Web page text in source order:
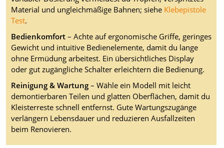
Material und ungleichmäßige Bahnen; siehe Klebepistole
Test.
Bedienkomfort– Achte auf ergonomische Griffe, geringes
Gewicht und intuitive Bedienelemente, damit du lange
ohne Ermüdung arbeitest. Ein übersichtliches Display
oder gut zugängliche Schalter erleichtern die Bedienung.
Reinigung & Wartung– Wähle ein Modell mit leicht
demontierbaren Teilen und glatten Oberflächen, damit du
Kleisterreste schnell entfernst. Gute Wartungszugänge
verlängern Lebensdauer und reduzieren Ausfallzeiten
beim Renovieren.